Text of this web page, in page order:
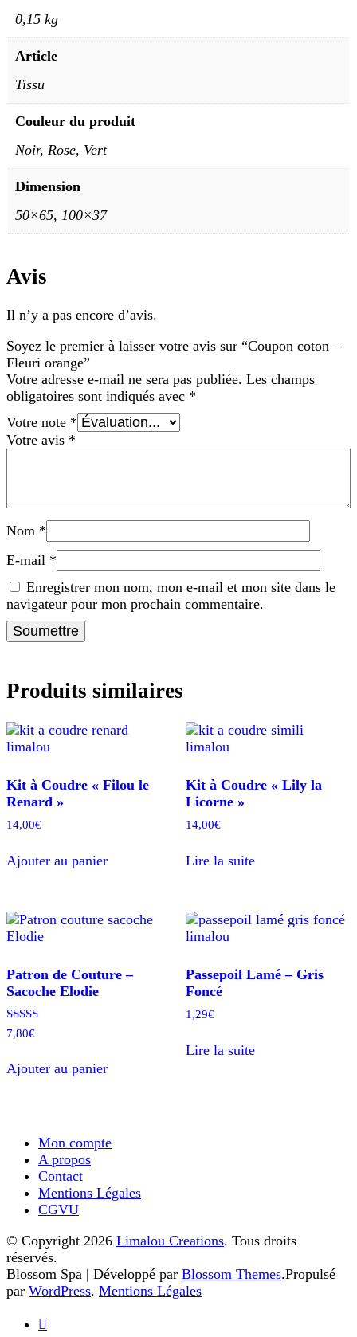
0,15 kg
Article
Tissu
Couleur du produit
Noir, Rose, Vert
Dimension
50×65, 100×37
Avis
Il n’y a pas encore d’avis.
Soyez le premier à laisser votre avis sur “Coupon coton –
Fleuri orange”
Votre adresse e-mail ne sera pas publiée. Les champs
obligatoires sont indiqués avec *
Votre note *
Votre avis *
Nom *
E-mail *
Enregistrer mon nom, mon e-mail et mon site dans le
navigateur pour mon prochain commentaire.
Produits similaires
Kit à Coudre « Filou le
Renard »
14,00€
Ajouter au panier
Kit à Coudre « Lily la
Licorne »
14,00€
Lire la suite
Patron de Couture –
Sacoche Elodie
Note
7,80€
Ajouter au panier
Passepoil Lamé – Gris
Foncé
1,29€
Lire la suite
Mon compte
A propos
Contact
Mentions Légales
CGVU
© Copyright 2026 Limalou Creations. Tous droits
réservés.
Blossom Spa | Développé par Blossom Themes.Propulsé
par WordPress. Mentions Légales